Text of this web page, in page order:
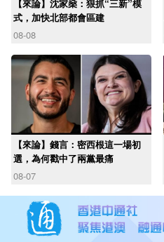
【來論】沈家燊：狠抓“三新”模
式，加快北部都會區建
08-08
【來論】錢言：密西根這一場初
選，為何戳中了兩黨最痛
08-07